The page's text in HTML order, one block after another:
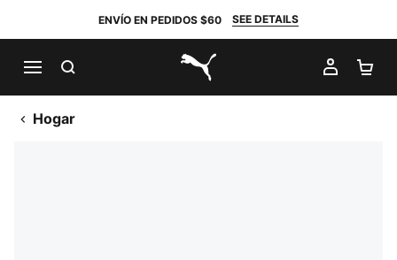
ENVÍO EN PEDIDOS $60 SEE DETAILS
PUMA.com
MI
Hogar